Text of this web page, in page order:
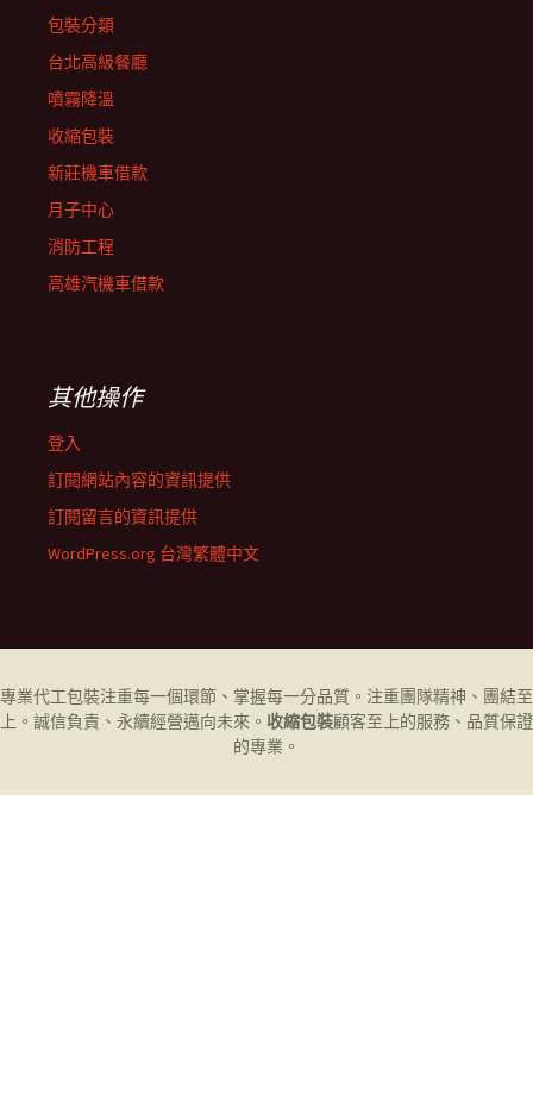
包裝分類
台北高級餐廳
噴霧降溫
收縮包裝
新莊機車借款
月子中心
消防工程
高雄汽機車借款
其他操作
登入
訂閱網站內容的資訊提供
訂閱留言的資訊提供
WordPress.org 台灣繁體中文
專業代工包裝注重每一個環節、掌握每一分品質。注重團隊精神、團結至
上。誠信負責、永續經營邁向未來。 收縮包裝顧客至上的服務、品質保證
的專業。